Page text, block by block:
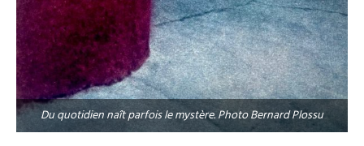
Du quotidien naît parfois le mystère. Photo Bernard Plossu